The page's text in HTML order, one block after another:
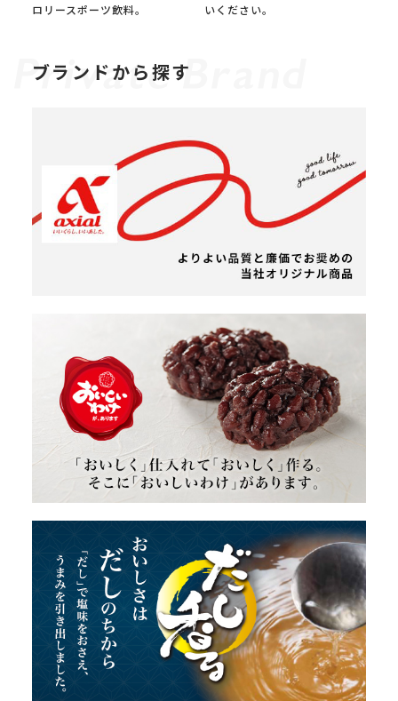
ロリースポーツ飲料。
いください。
ブランドから探す